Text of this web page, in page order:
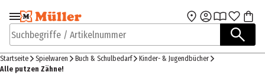
Zur Navigation
springen
Zum Hauptinhalt
Suchbegriffe / Artikelnummer
Startseite Spielwaren Buch & Schulbedarf
Kinder- & Jugendbücher
Alle putzen Zähne!